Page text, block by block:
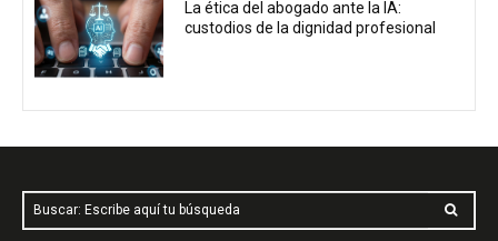
La ética del abogado ante la IA:
custodios de la dignidad profesional
Buscar: Escribe aquí tu búsqueda